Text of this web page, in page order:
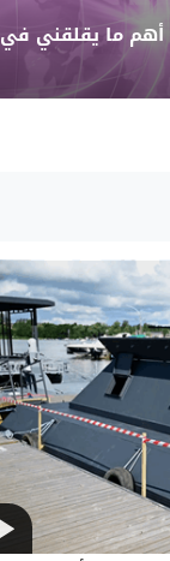
أهم ما يقلقني في